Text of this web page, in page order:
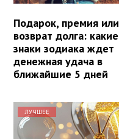
Подарок, премия или
возврат долга: какие
знаки зодиака ждет
денежная удача в
ближайшие 5 дней
ЛУЧШЕЕ